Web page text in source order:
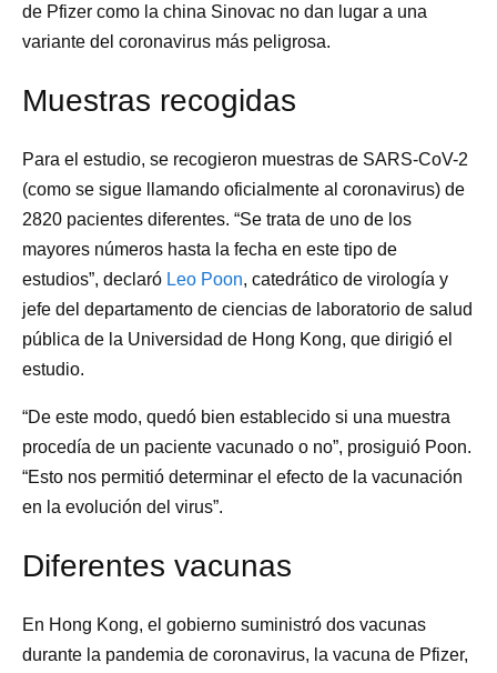
de Pfizer como la china Sinovac no dan lugar a una
variante del coronavirus más peligrosa.
Muestras recogidas
Para el estudio, se recogieron muestras de SARS-CoV-2
(como se sigue llamando oficialmente al coronavirus) de
2820 pacientes diferentes. “Se trata de uno de los
mayores números hasta la fecha en este tipo de
estudios”, declaró Leo Poon, catedrático de virología y
jefe del departamento de ciencias de laboratorio de salud
pública de la Universidad de Hong Kong, que dirigió el
estudio.
“De este modo, quedó bien establecido si una muestra
procedía de un paciente vacunado o no”, prosiguió Poon.
“Esto nos permitió determinar el efecto de la vacunación
en la evolución del virus”.
Diferentes vacunas
En Hong Kong, el gobierno suministró dos vacunas
durante la pandemia de coronavirus, la vacuna de Pfizer,